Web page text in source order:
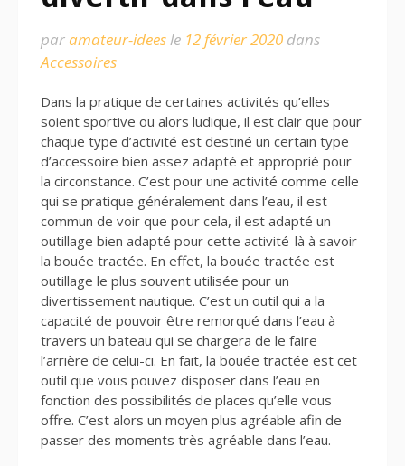
paramateur-ideesle 12 février 2020 dans
Accessoires
Dans la pratique de certaines activités qu’elles
soient sportive ou alors ludique, il est clair que pour
chaque type d’activité est destiné un certain type
d’accessoire bien assez adapté et approprié pour
la circonstance. C’est pour une activité comme celle
qui se pratique généralement dans l’eau, il est
commun de voir que pour cela, il est adapté un
outillage bien adapté pour cette activité-là à savoir
la bouée tractée. En effet, la bouée tractée est
outillage le plus souvent utilisée pour un
divertissement nautique. C’est un outil qui a la
capacité de pouvoir être remorqué dans l’eau à
travers un bateau qui se chargera de le faire
l’arrière de celui-ci. En fait, la bouée tractée est cet
outil que vous pouvez disposer dans l’eau en
fonction des possibilités de places qu’elle vous
offre. C’est alors un moyen plus agréable afin de
passer des moments très agréable dans l’eau.